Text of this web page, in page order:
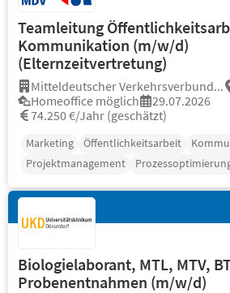
Teamleitung
Kommunikation (m/w/d)
(Elternzeitvertretung)
Mitteldeutscher Verkehrsverbund...
Homeoffice möglich
29.07.2026
74.250 €/Jahr (geschätzt)
Marketing Öffentlichkeitsarbeit
Projektmanagement
Biologielaborant, MTL, MTV,
Probenentnahmen (m/w/d)